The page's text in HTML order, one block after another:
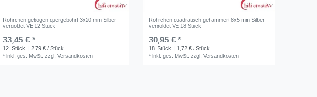
Röhrchen gebogen quergebohrt 3x20 mm Silber
vergoldet VE 12 Stück
33,45 € *
12 Stück
| 2,79 € / Stück
*inkl. ges. MwSt. zzgl.Versandkosten
Röhrchen quadratisch gehämmert 8x5 mm Silber
vergoldet VE 18 Stück
30,95 € *
18 Stück
| 1,72 € / Stück
*inkl. ges. MwSt. zzgl.Versandkosten